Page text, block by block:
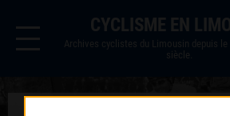
CYCLISME EN
Archives cyclistes du Limousin depuis le
siècle.